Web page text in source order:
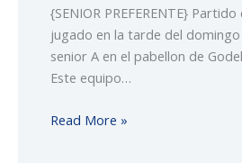
{SENIOR PREFERENTE}
jugado en la tarde del
senior A en el pabellon de
Este equipo…
Read More »